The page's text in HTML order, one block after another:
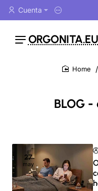
Cuenta
ORGONITA.EU
BLOG -
27
may